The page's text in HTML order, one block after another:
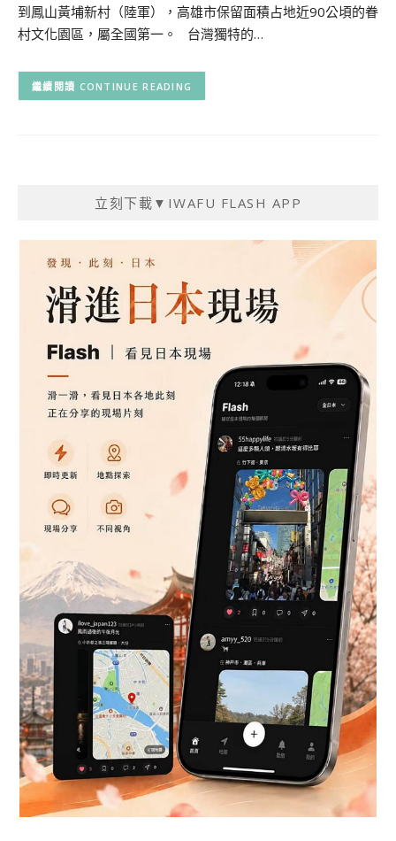
到鳳山黃埔新村（陸軍），高雄市保留面積占地近90公頃的眷
村文化園區，屬全國第一。 台灣獨特的…
CONTINUE READING
立刻下載▼IWAFU FLASH APP